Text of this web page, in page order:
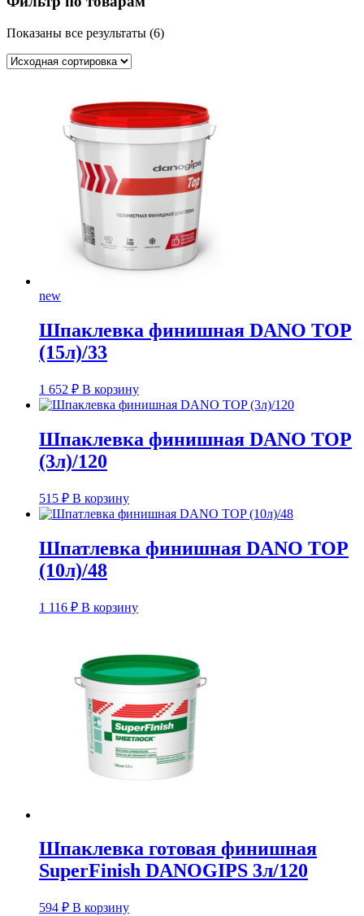
Показаны все результаты (6)
new
Шпаклевка финишная DANO TOP
(15л)/33
1 652 ₽ В корзину
Шпаклевка финишная DANO TOP
(3л)/120
515 ₽ В корзину
Шпатлевка финишная DANO TOP
(10л)/48
1 116 ₽ В корзину
Шпаклевка готовая финишная
SuperFinish DANOGIPS 3л/120
594 ₽ В корзину